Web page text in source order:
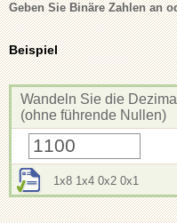
Geben Sie Binäre Zahlen an
Beispiel
Wandeln Sie die
(ohne führende Nullen)
1x8 1x4 0x2 0x1